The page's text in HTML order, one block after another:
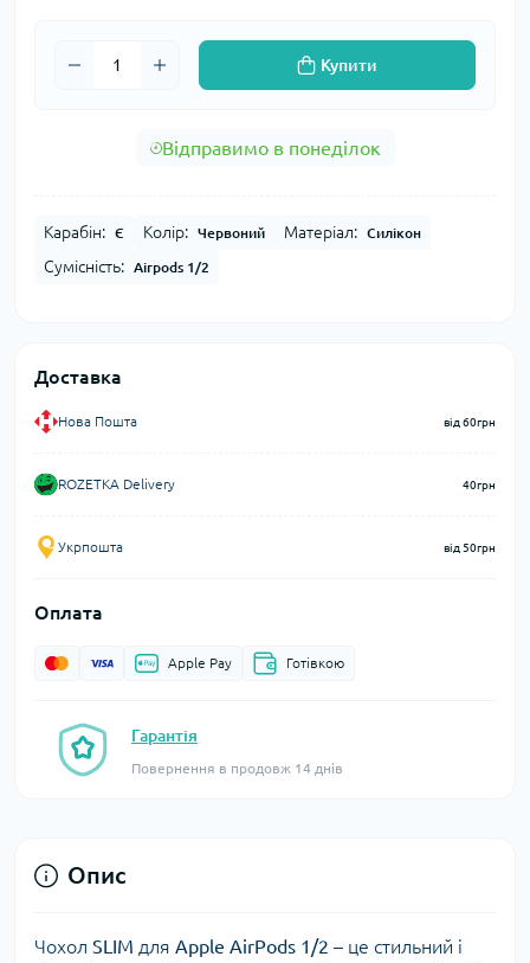
Купити
Відправимо в понеділок
Карабін: Є Колір: Червоний Матеріал: Силікон
Сумісність: Airpods 1/2
Доставка
Нова Пошта від 60грн
ROZETKA Delivery 40грн
Укрпошта від 50грн
Оплата
Apple Pay Готівкою
Гарантія
Повернення в продовж 14 днів
Опис
Чохол SLIM для Apple AirPods 1/2 – це стильний і